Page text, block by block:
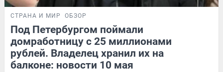
СТРАНА И МИР ОБЗОР
Под Петербургом поймали
домработницу с 25 миллионами
рублей. Владелец хранил их на
балконе: новости 10 мая